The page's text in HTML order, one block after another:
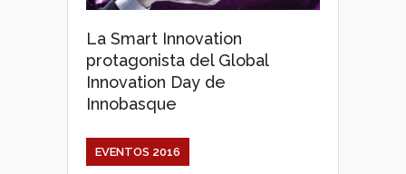
La Smart Innovation
protagonista del Global
Innovation Day de
Innobasque
EVENTOS 2016